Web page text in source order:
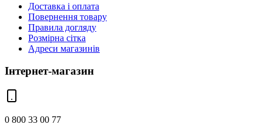
Доставка і оплата
Повернення товару
Правила догляду
Розмірна сітка
Адреси магазинів
Інтернет-магазин
0 800 33 00 77